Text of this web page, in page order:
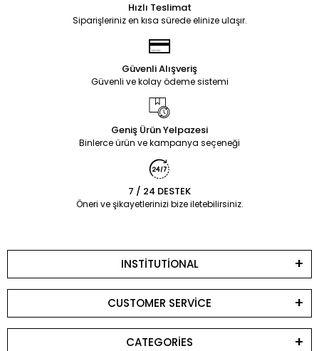
Hızlı Teslimat
Siparişleriniz en kısa sürede elinize ulaşır.
Güvenli Alışveriş
Güvenli ve kolay ödeme sistemi
Geniş Ürün Yelpazesi
Binlerce ürün ve kampanya seçeneği
7 / 24 DESTEK
Öneri ve şikayetlerinizi bize iletebilirsiniz.
INSTİTUTİONAL
CUSTOMER SERVİCE
CATEGORİES